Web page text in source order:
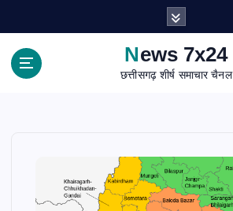
News 7x24
छत्तीसगढ़ शीर्ष समाचार चैनल